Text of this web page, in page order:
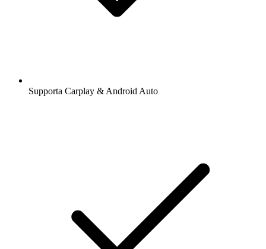
Supporta Carplay & Android Auto